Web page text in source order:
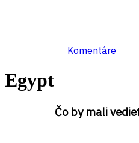
Egypt
Čo by mali
Komentáre